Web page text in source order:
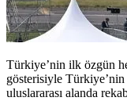
Türkiye’nin ilk özgün
gösterisiyle
uluslararası alanda